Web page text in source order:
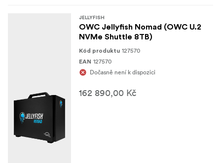
JELLYFISH
OWC Jellyfish Nomad (OWC U.2
NVMe Shuttle 8TB)
Kód produktu 127570
EAN 127570
Dočasně není k dispozici
162 890,00 Kč